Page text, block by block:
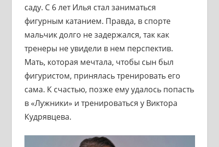
саду. С 6 лет Илья стал заниматься
фигурным катанием. Правда, в спорте
мальчик долго не задержался, так как
тренеры не увидели в нем перспектив.
Мать, которая мечтала, чтобы сын был
фигуристом, принялась тренировать его
сама. К счастью, позже ему удалось попасть
в «Лужники» и тренироваться у Виктора
Кудрявцева.